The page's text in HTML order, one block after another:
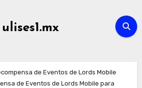
ulises1.mx
de Eventos de Lords Mobile
de Eventos de Lords Mobile para